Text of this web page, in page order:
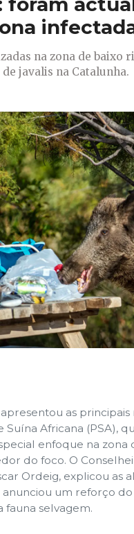
na zona de baixo
javalis na Catalunha.
as
Suína Africana (PSA),
enfoque na
do foco. O
Ordeig, explicou as
anunciou um reforço
selvagem.